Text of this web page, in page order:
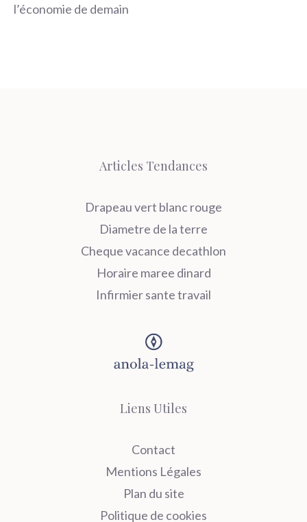
l’économie de demain
Articles Tendances
Drapeau vert blanc rouge
Diametre de la terre
Cheque vacance decathlon
Horaire maree dinard
Infirmier sante travail
Liens Utiles
Contact
Mentions Légales
Plan du site
Politique de cookies